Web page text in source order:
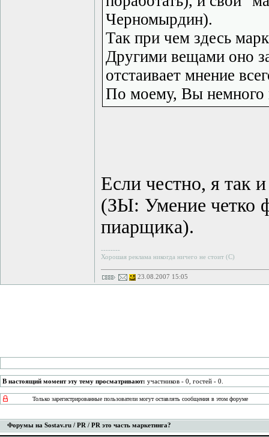
Черномырдин).
Так при чем здесь
Другими вещами оно
отстаивает мнение
По моему, Вы немного
Если честно, я так
(ЗЫ: Умение четко
пиарщика).
--------
Хорошая реклама никогда ничего не стоит (С)
23.08.2007 15:05
В настоящий момент эту тему просматривают: участников - 0, гостей - 0.
Только зарегистрированные пользователи могут оставлять сообщения в этом форуме
Форумы на Sostav.ru / PR / PR это часть маркетинга?